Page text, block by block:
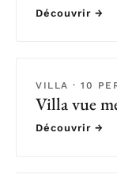
Découvrir →
VILLA · 10
Villa vue
Découvrir →